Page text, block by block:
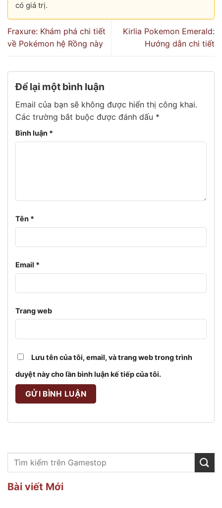
có giá trị.
Fraxure: Khám phá chi tiết
về Pokémon hệ Rồng này
Kirlia Pokemon Emerald:
Hướng dẫn chi tiết
Để lại một bình luận
Email của bạn sẽ không được hiển thị công khai.
Các trường bắt buộc được đánh dấu *
Bình luận *
Tên *
Email *
Trang web
Lưu tên của tôi, email, và trang web trong trình
duyệt này cho lần bình luận kế tiếp của tôi.
Bài viết Mới